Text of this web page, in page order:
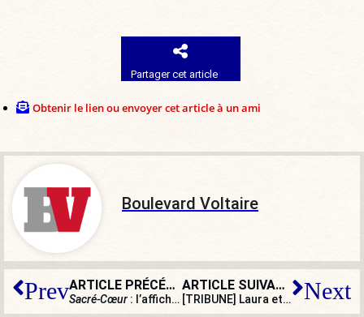
Partager cet article
Obtenir le lien ou envoyer cet article à un ami
Boulevard Voltaire
Prev ARTICLE PRÉCÉDENT
Sacré-Cœur : l’affiche interdite dans les gares et les métros !
ARTICLE SUIVANT
[TRIBUNE] Laura et Mauranne : le devoir de se battre pour elles Next